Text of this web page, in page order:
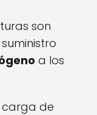
son
a los
carga de